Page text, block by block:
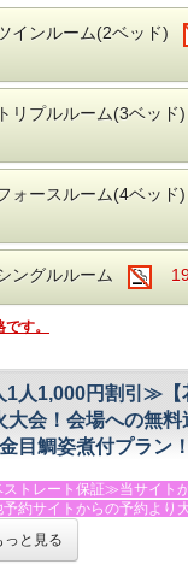
ざいます。
やダンス、撮影など様々な
ズルーム・卓球場は無料
☆★☆その他☆★☆－－
車でお越しの方は送迎があ
はチェックイン・チェック
物の持込みＯＫ！共用の冷
は見ることのできない飼育
過程を間近で体感できます
スペース見学に加え、エサ
楽しみいただけます。
さまはもちろん、大人も夢
けではなく、触れて学べる
物のため、ご覧いただけ
り異なります。
みんなで楽しめる、ここで
お楽しみください。
前〜午後は河津観光
チェックイン
泉でひと休み
夕食
昆虫体験（約60分）
事
は人気の金目鯛の姿煮付き
た洋朝食をご用意いたします
インルーム(2ベッド)
リプルルーム(3ベッド
ォースルーム(4ベッド
ングルルーム
す。
人1,000円割引≫【
大会！会場への無
目鯛姿煮付プラン
トレート保証≫当サイト
約サイトからの予約より
ン内容]
月１７日今井浜海岸花火
っと見る